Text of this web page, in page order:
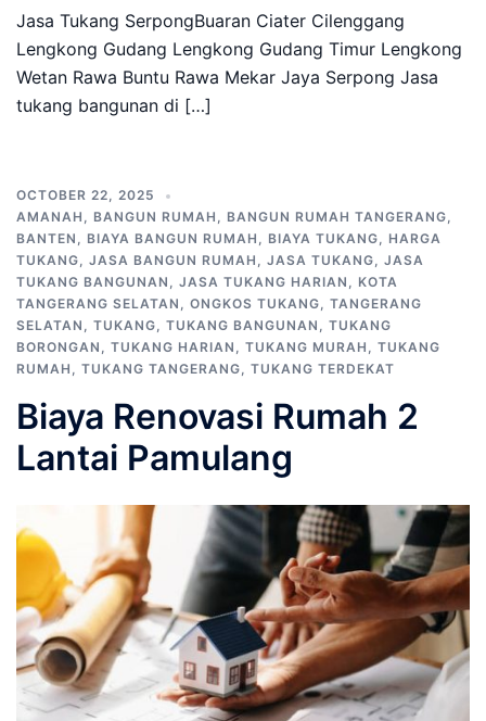
Jasa Tukang SerpongBuaran Ciater Cilenggang
Lengkong Gudang Lengkong Gudang Timur Lengkong
Wetan Rawa Buntu Rawa Mekar Jaya Serpong Jasa
tukang bangunan di […]
OCTOBER 22, 2025
AMANAH , BANGUN RUMAH , BANGUN RUMAH TANGERANG,
BANTEN , BIAYA BANGUN RUMAH , BIAYA TUKANG, HARGA
TUKANG, JASA BANGUN RUMAH , JASA TUKANG, JASA
TUKANG BANGUNAN , JASA TUKANG HARIAN , KOTA
TANGERANG SELATAN , ONGKOS TUKANG, TANGERANG
SELATAN , TUKANG, TUKANG BANGUNAN , TUKANG
BORONGAN , TUKANG HARIAN , TUKANG MURAH , TUKANG
RUMAH , TUKANG TANGERANG, TUKANG TERDEKAT
Biaya Renovasi Rumah 2
Lantai Pamulang